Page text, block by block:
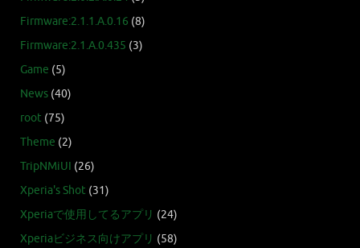
Firmware:2.1.1.A.0.16 (8)
Firmware:2.1.A.0.435 (3)
Game (5)
News (40)
root (75)
Theme (2)
TripNMiUI (26)
Xperia's Shot (31)
Xperiaで使用してるアプリ (24)
Xperiaビジネス向けアプリ (58)